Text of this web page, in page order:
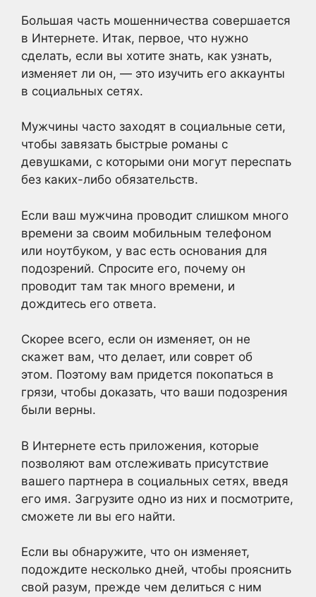
Большая часть мошенничества совершается
в Интернете. Итак, первое, что нужно
сделать, если вы хотите знать, как узнать,
изменяет ли он, — это изучить его аккаунты
в социальных сетях.
Мужчины часто заходят в социальные сети,
чтобы завязать быстрые романы с
девушками, с которыми они могут переспать
без каких-либо обязательств.
Если ваш мужчина проводит слишком много
времени за своим мобильным телефоном
или ноутбуком, у вас есть основания для
подозрений. Спросите его, почему он
проводит там так много времени, и
дождитесь его ответа.
Скорее всего, если он изменяет, он не
скажет вам, что делает, или соврет об
этом. Поэтому вам придется покопаться в
грязи, чтобы доказать, что ваши подозрения
были верны.
В Интернете есть приложения, которые
позволяют вам отслеживать присутствие
вашего партнера в социальных сетях, введя
его имя. Загрузите одно из них и посмотрите,
сможете ли вы его найти.
Если вы обнаружите, что он изменяет,
подождите несколько дней, чтобы прояснить
свой разум, прежде чем делиться с ним